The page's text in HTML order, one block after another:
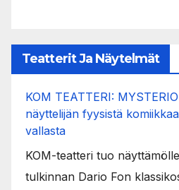
Teatterit Ja Näytelmät
KOM TEATTERI:
näyttelijän fyysistä
vallasta
KOM-teatteri tuo
tulkinnan Dario Fon